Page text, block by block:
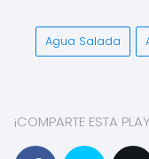
Agua Salada
¡COMPARTE ESTA